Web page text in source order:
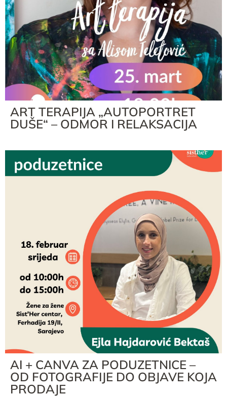
ART TERAPIJA „AUTOPORTRET
DUŠE“ – ODMOR I RELAKSACIJA
AI + CANVA ZA PODUZETNICE –
OD FOTOGRAFIJE DO OBJAVE KOJA
PRODAJE